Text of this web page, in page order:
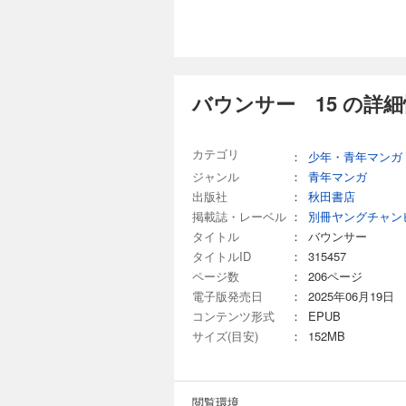
バウンサー 15 の詳細
カテゴリ ：
少年・青年マンガ
ジャンル
：
青年マンガ
出版社
：
秋田書店
掲載誌・レーベル ：
別冊ヤングチャン
タイトル
：
バウンサー
タイトルID
：
315457
ページ数
：
206ページ
電子版発売日
：
2025年06月19日
コンテンツ形式
：
EPUB
サイズ(目安)
： 152MB
閲覧環境